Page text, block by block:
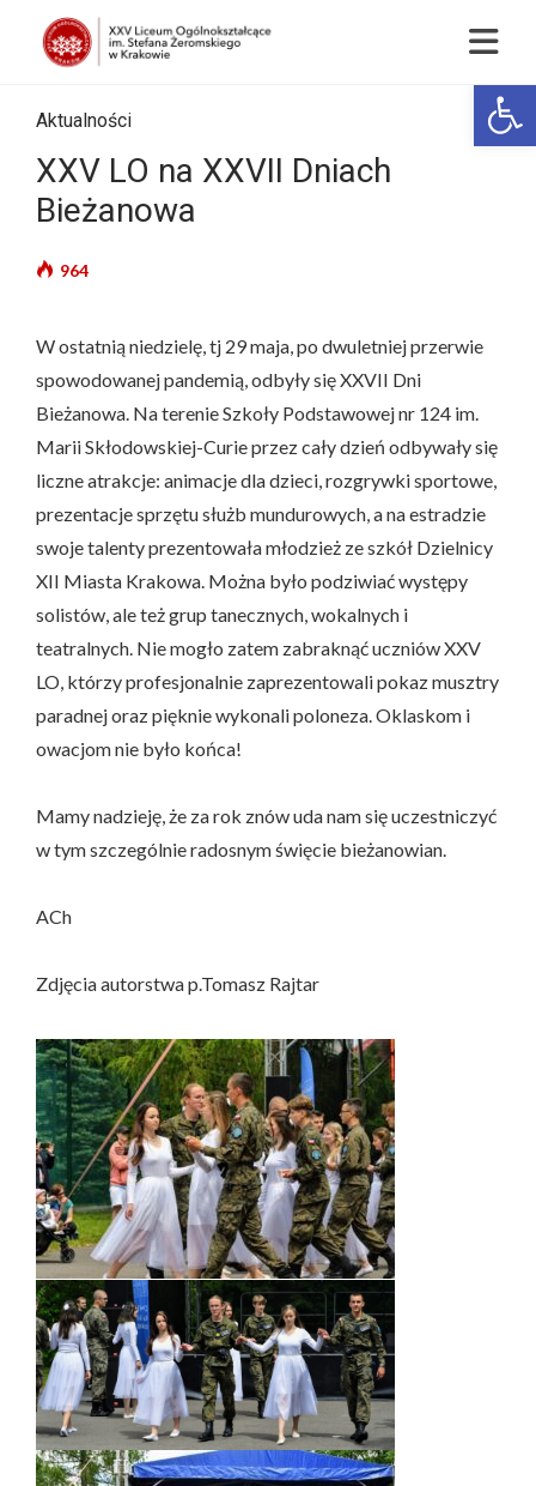
Aktualności
XXV LO na XXVII Dniach
Bieżanowa
964
W ostatnią niedzielę, tj 29 maja, po dwuletniej przerwie
spowodowanej pandemią, odbyły się XXVII Dni
Bieżanowa. Na terenie Szkoły Podstawowej nr 124 im.
Marii Skłodowskiej-Curie przez cały dzień odbywały się
liczne atrakcje: animacje dla dzieci, rozgrywki sportowe,
prezentacje sprzętu służb mundurowych, a na estradzie
swoje talenty prezentowała młodzież ze szkół Dzielnicy
XII Miasta Krakowa. Można było podziwiać występy
solistów, ale też grup tanecznych, wokalnych i
teatralnych. Nie mogło zatem zabraknąć uczniów XXV
LO, którzy profesjonalnie zaprezentowali pokaz musztry
paradnej oraz pięknie wykonali poloneza. Oklaskom i
owacjom nie było końca!
Mamy nadzieję, że za rok znów uda nam się uczestniczyć
w tym szczególnie radosnym święcie bieżanowian.
ACh
Zdjęcia autorstwa p.Tomasz Rajtar